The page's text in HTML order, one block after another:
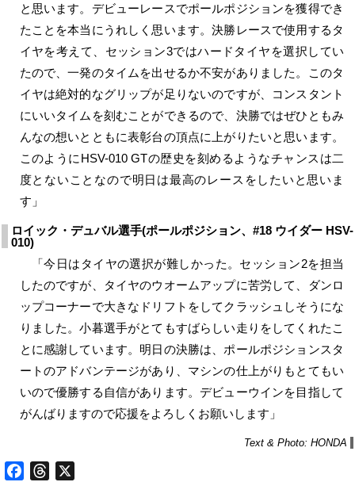
と思います。デビューレースでポールポジションを獲得でき
たことを本当にうれしく思います。決勝レースで使用するタ
イヤを考えて、セッション3ではハードタイヤを選択してい
たので、一発のタイムを出せるか不安がありました。このタ
イヤは絶対的なグリップが足りないのですが、コンスタント
にいいタイムを刻むことができるので、決勝ではぜひともみ
んなの想いとともに表彰台の頂点に上がりたいと思います。
このようにHSV-010 GTの歴史を刻めるようなチャンスは二
度とないことなので明日は最高のレースをしたいと思いま
す」
ロイック・デュバル選手(ポールポジション、#18 ウイダー HSV-
010)
「今日はタイヤの選択が難しかった。セッション2を担当
したのですが、タイヤのウオームアップに苦労して、ダンロ
ップコーナーで大きなドリフトをしてクラッシュしそうにな
りました。小暮選手がとてもすばらしい走りをしてくれたこ
とに感謝しています。明日の決勝は、ポールポジションスタ
ートのアドバンテージがあり、マシンの仕上がりもとてもい
いので優勝する自信があります。デビューウインを目指して
がんばりますので応援をよろしくお願いします」
Text & Photo: HONDA
FacebookThreads